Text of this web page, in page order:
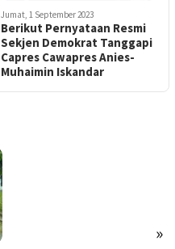
Jumat, 1 September 2023
Berikut Pernyataan Resmi
Sekjen Demokrat Tanggapi
Capres Cawapres Anies-
Muhaimin Iskandar
»